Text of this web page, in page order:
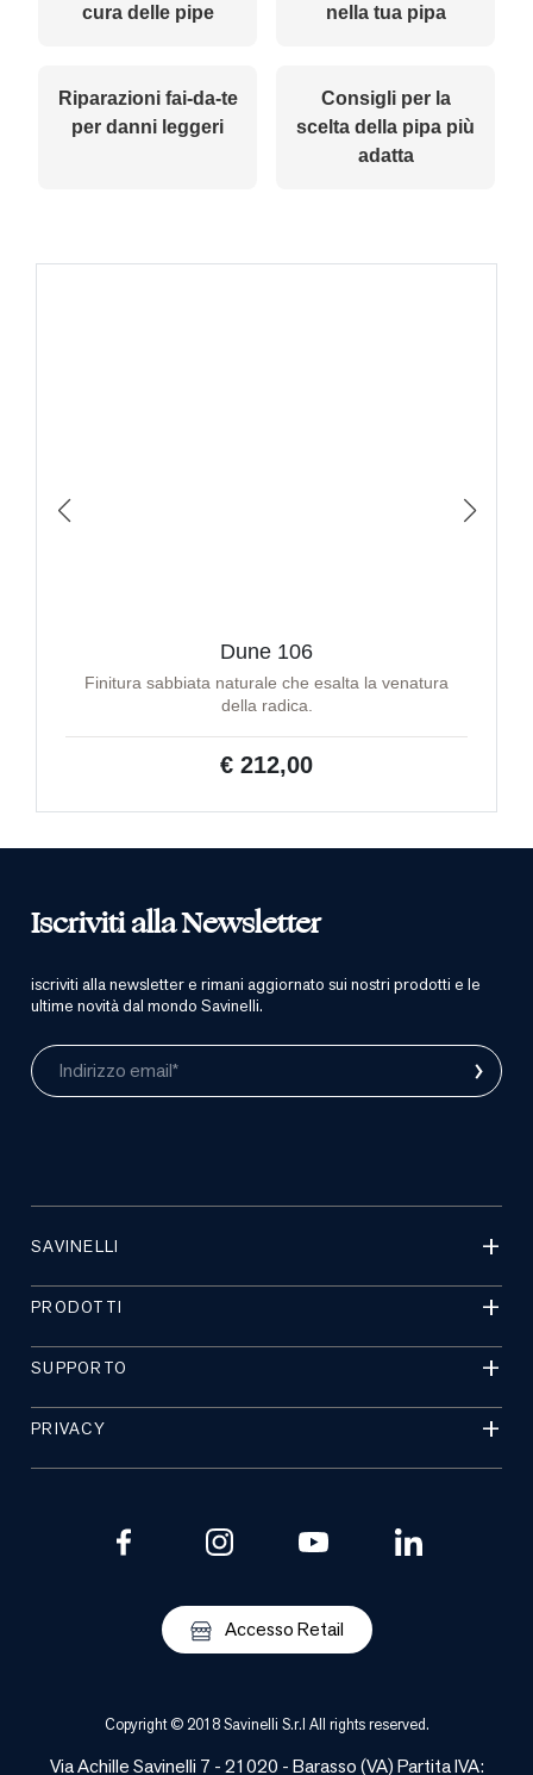
cura delle pipe
nella tua pipa
Riparazioni fai-da-te
per danni leggeri
Consigli per la
scelta della pipa più
adatta
Dune 106
Finitura sabbiata naturale che esalta la venatura
della radica.
€ 212,00
Iscriviti alla Newsletter
iscriviti alla newsletter e rimani aggiornato sui nostri prodotti e le
ultime novità dal mondo Savinelli.
Indirizzo email* ›
SAVINELLI
PRODOTTI
SUPPORTO
PRIVACY
Accesso Retail
Copyright © 2018 Savinelli S.r.l All rights reserved.
Via Achille Savinelli 7 - 21020 -Barasso(VA) Partita IVA: